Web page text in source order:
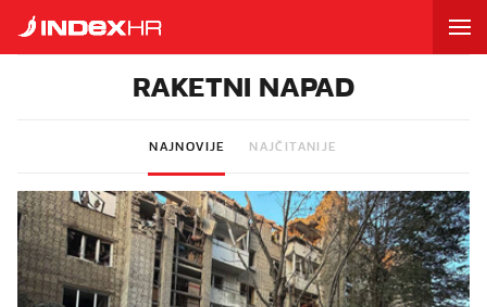
RAKETNI NAPAD
NAJNOVIJE NAJČITANIJE